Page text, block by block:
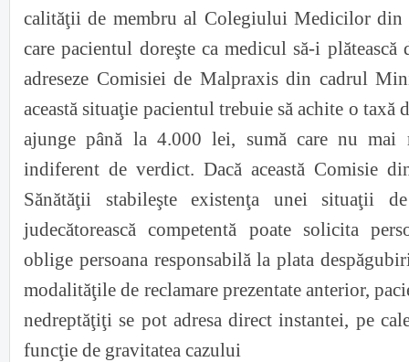
calităţii de membru al Colegiului Medicilor din
care pacientul doreşte ca medicul să-i plătească
adreseze Comisiei de Malpraxis din cadrul
această situaţie pacientul trebuie să achite o taxă
ajunge până la 4.000 lei, sumă care nu mai
indiferent de verdict. Dacă această Comisie
Sănătăţii stabileşte existenţa unei situaţii
judecătorească competentă poate solicita
oblige persoana responsabilă la plata
modalităţile de reclamare prezentate anterior,
nedreptăţiţi se pot adresa direct instantei, pe
funcţie de gravitatea cazului